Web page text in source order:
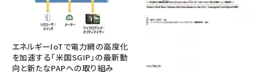
エネルギーIoTで電力網の高度化
を加速する「米国SGIP」の最新動
向と新たなPAPへの取り組み